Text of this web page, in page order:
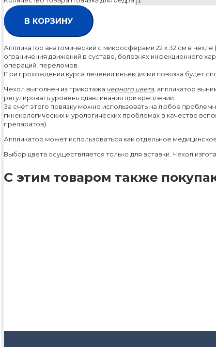
В КОРЗИНУ
Аппликатор анатомический с микросферами 22 х 32 см в
ограничения движений в суставе, болезнях инфекционного
операций, переломов.
При прохождении курса лечения инъекциями повязка будет
Чехол выполнен из трикотажа черного цвета , аппликатор
регулировать уровень сдавливания при креплении.
За счёт этого повязку можно использовать на любое
гинекологических и урологических проблемах в качестве
препаратов).
Аппликатор может использоваться как отдельное
Выбор цвета осуществляется только для вставки. Чехол
С этим товаром также